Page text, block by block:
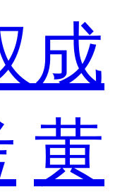
成
黄